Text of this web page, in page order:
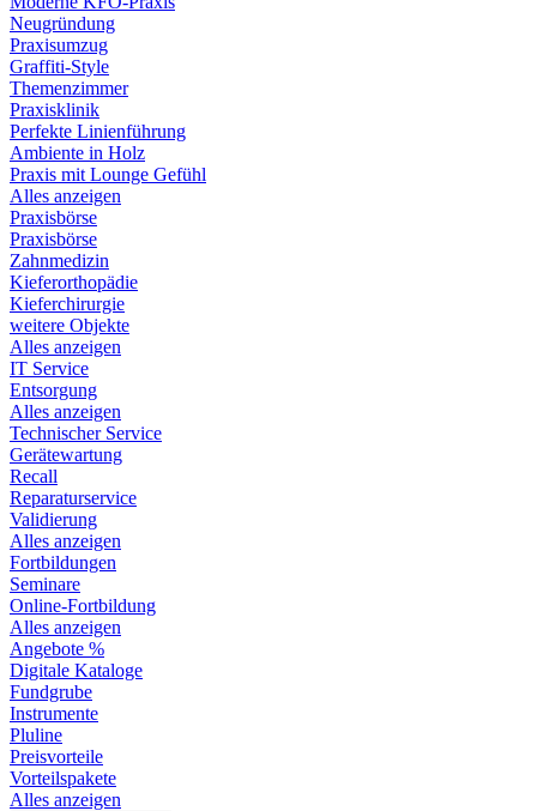
Neugründung
Praxisumzug
Graffiti-Style
Themenzimmer
Praxisklinik
Perfekte Linienführung
Ambiente in Holz
Praxis mit Lounge Gefühl
Alles anzeigen
Praxisbörse
Praxisbörse
Zahnmedizin
Kieferorthopädie
Kieferchirurgie
weitere Objekte
Alles anzeigen
IT Service
Entsorgung
Alles anzeigen
Technischer Service
Gerätewartung
Recall
Reparaturservice
Validierung
Alles anzeigen
Fortbildungen
Seminare
Online-Fortbildung
Alles anzeigen
Angebote %
Digitale Kataloge
Fundgrube
Instrumente
Pluline
Preisvorteile
Vorteilspakete
Alles anzeigen